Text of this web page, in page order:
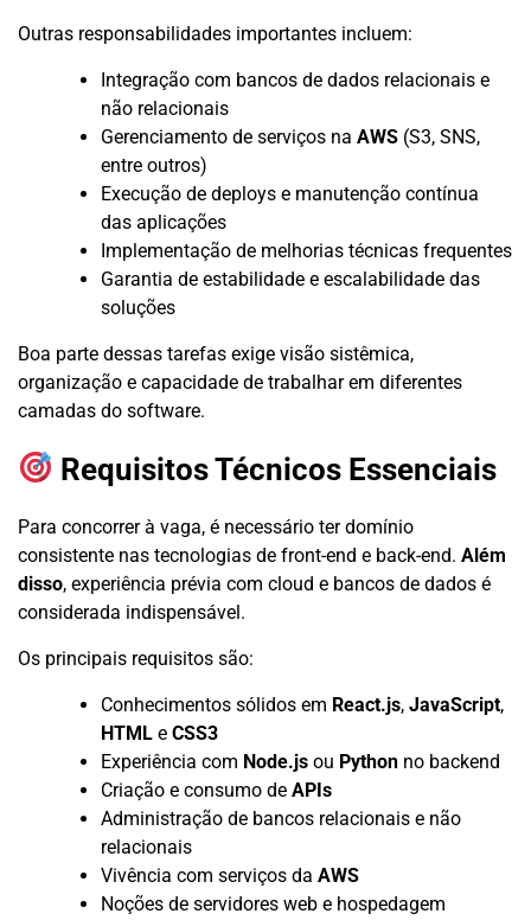
Outras responsabilidades importantes incluem:
Integração com bancos de dados relacionais e
não relacionais
Gerenciamento de serviços na AWS (S3, SNS,
entre outros)
Execução de deploys e manutenção contínua
das aplicações
Implementação de melhorias técnicas frequentes
Garantia de estabilidade e escalabilidade das
soluções
Boa parte dessas tarefas exige visão sistêmica,
organização e capacidade de trabalhar em diferentes
camadas do software.
Requisitos Técnicos Essenciais
Para concorrer à vaga, é necessário ter domínio
consistente nas tecnologias de front-end e back-end. Além
disso, experiência prévia com cloud e bancos de dados é
considerada indispensável.
Os principais requisitos são:
Conhecimentos sólidos em React.js, JavaScript,
HTML e CSS3
Experiência com Node.js ou Python no backend
Criação e consumo de APIs
Administração de bancos relacionais e não
relacionais
Vivência com serviços da AWS
Noções de servidores web e hospedagem